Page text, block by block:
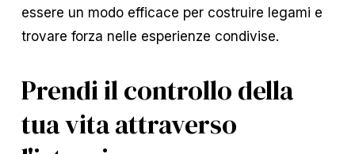
essere un modo efficace per costruire legami e
trovare forza nelle esperienze condivise.
Prendi il controllo della
tua vita attraverso